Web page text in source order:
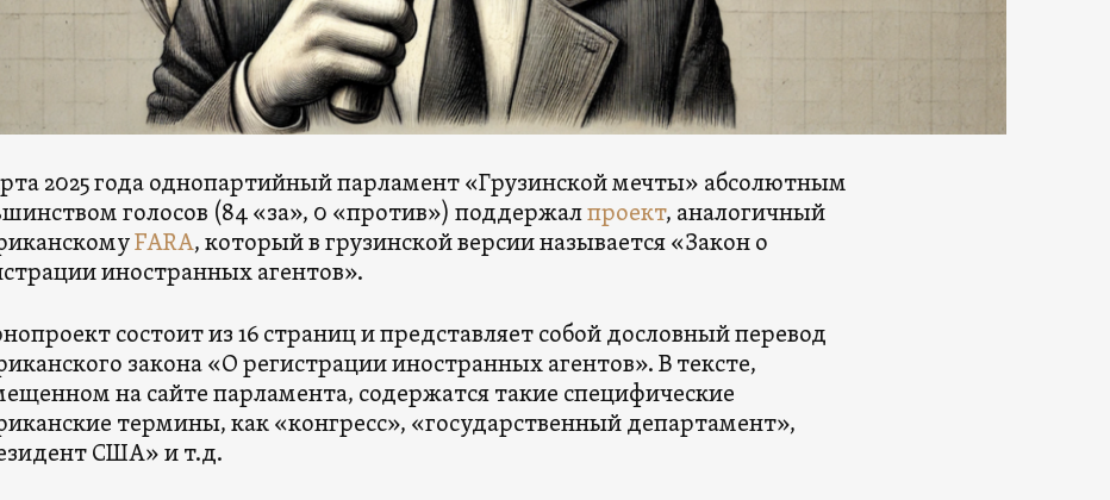
2025 года однопартийный парламент «Грузинской мечты» абсолютным
голосов (84 «за», 0 «против») поддержалпроект, аналогичный
FARA, который в грузинской версии называется «Закон о
иностранных агентов».
состоит из 16 страниц и представляет собой дословный перевод
закона «О регистрации иностранных агентов». В тексте,
на сайте парламента, содержатся такие специфические
термины, как «конгресс», «государственный департамент»,
США» и т.д.